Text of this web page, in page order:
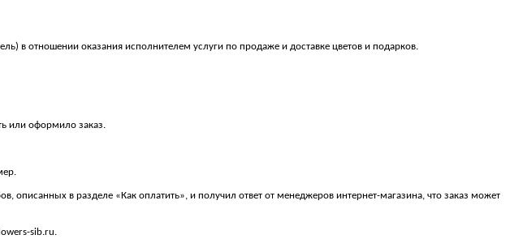
в отношении оказания исполнителем услуги по продаже и доставке цветов и подарков.
или оформило заказ.
в разделе «Как оплатить», и получил ответ от менеджеров интернет-магазина, что заказ может
sib.ru.